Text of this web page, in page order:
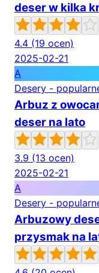
deser w kilka
4.4 (19 ocen)
2025-02-21
A
Desery -
Arbuz z
deser na lato
3.9 (13 ocen)
2025-02-21
A
Desery -
Arbuzowy
przysmak na